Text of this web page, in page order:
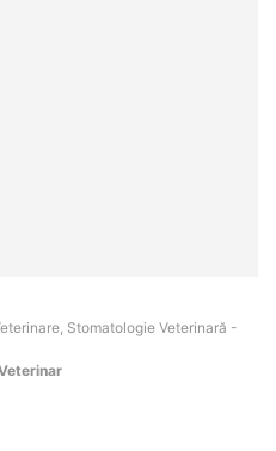
Stomatologie Veterinară -